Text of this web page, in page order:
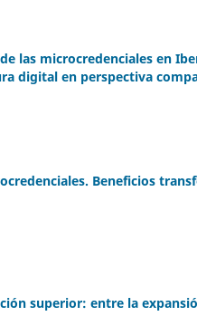
las microcredenciales en
digital en perspectiva
Beneficios
superior: entre la